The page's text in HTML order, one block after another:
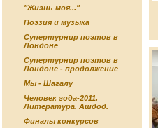
"Жизнь моя..."
Поэзия и музыка
Супертурнир поэтов в
Лондоне
Супертурнир поэтов в
Лондоне - продолжение
Мы - Шагалу
Человек года-2011.
Литература. Ашдод.
Финалы конкурсов